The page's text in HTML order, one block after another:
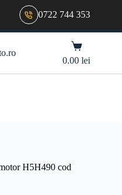
0722 744 353
Coș
de
cumpărături
0.00lei
H5H490 cod